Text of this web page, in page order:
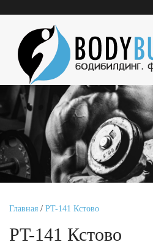
Главная / PT-141 Кстово
PT-141 Кстово